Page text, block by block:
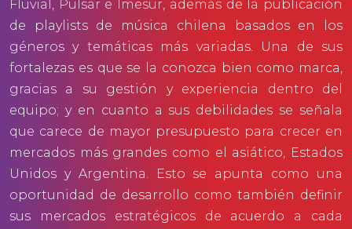
Fluvial , Pulsar e Imesur, además de la publicación
de playlists de música chilena basados en los
géneros y temáticas más variadas. Una de sus
fortalezas es que se la conozca bien como marca,
gracias a su gestión y experiencia dentro del
equipo; y en cuanto a sus debilidades se señala
que carece de mayor presupuesto para crecer en
mercados más grandes como el asiático, Estados
Unidos y Argentina. Esto se apunta como una
oportunidad de desarrollo como también definir
sus mercados estratégicos de acuerdo a cada